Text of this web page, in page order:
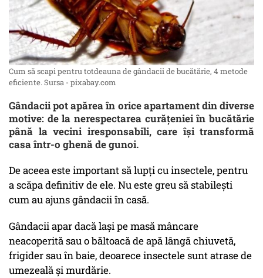
Cum să scapi pentru totdeauna de gândacii de bucătărie, 4 metode
eficiente. Sursa - pixabay.com
Gândacii pot apărea în orice apartament din diverse
motive: de la nerespectarea curățeniei în bucătărie
până la vecini iresponsabili, care își transformă
casa într-o ghenă de gunoi.
De aceea este important să lupți cu insectele, pentru
a scăpa definitiv de ele. Nu este greu să stabilești
cum au ajuns gândacii în casă.
Gândacii apar dacă lași pe masă mâncare
neacoperită sau o băltoacă de apă lângă chiuvetă,
frigider sau în baie, deoarece insectele sunt atrase de
umezeală și murdărie.